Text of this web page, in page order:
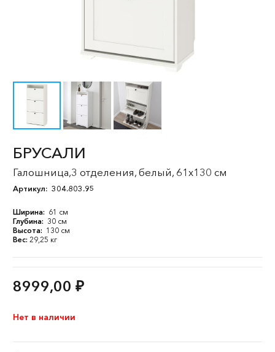
БРУСАЛИ
Галошница,3 отделения, белый, 61x130 см
Артикул: 304.803.95
Ширина: 61 см
Глубина: 30 см
Высота: 130 см
Вес: 29,25 кг
8999,00 ₽
Нет в наличии